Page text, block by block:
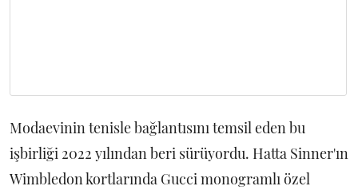
Modaevinin tenisle bağlantısını temsil eden bu
işbirliği 2022 yılından beri sürüyordu. Hatta Sinner'ın
Wimbledon kortlarında Gucci monogramlı özel